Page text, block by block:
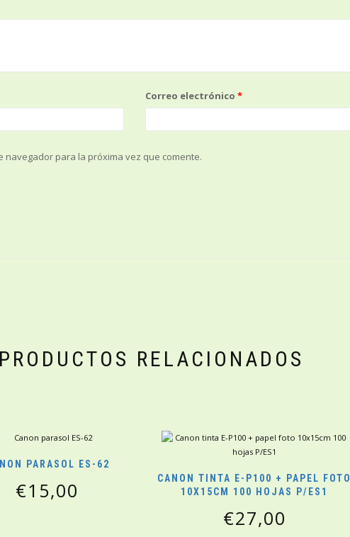
Correo electrónico*
para la próxima vez que comente.
PRODUCTOS RELACIONADOS
PARASOL ES-62
€15,00
CANON TINTA E-P100 + PAPEL FOTO
10X15CM 100 HOJAS P/ES1
€27,00